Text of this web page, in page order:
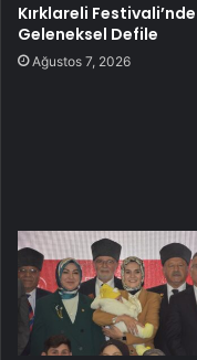
Kırklareli Festivali’nde
Geleneksel Defile
Ağustos 7, 2026